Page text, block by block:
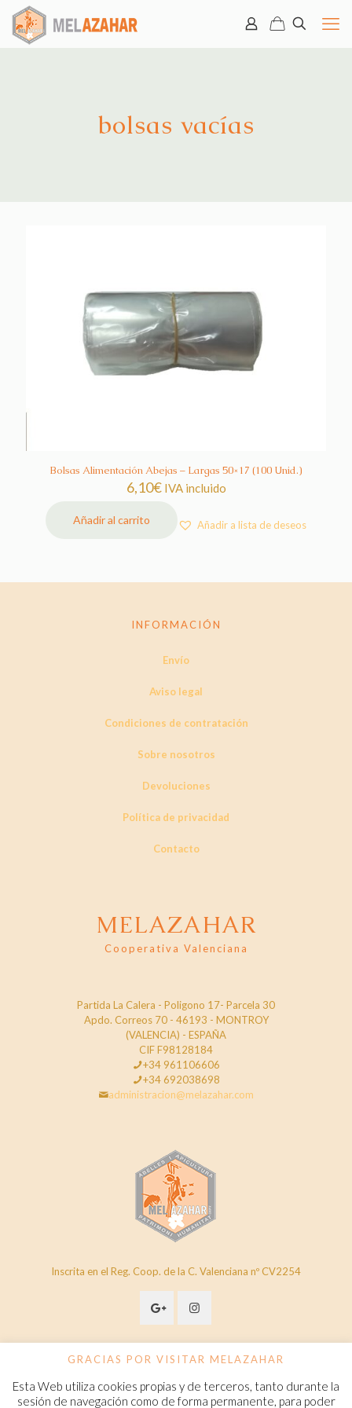
bolsas vacías
Bolsas Alimentación Abejas – Largas 50×17 (100 Unid.)
6,10€ IVA incluido
Añadir al carrito Añadir a lista de deseos
INFORMACIÓN
Envío
Aviso legal
Condiciones de contratación
Sobre nosotros
Devoluciones
Política de privacidad
Contacto
MELAZAHAR
Cooperativa Valenciana
Partida La Calera - Poligono 17- Parcela 30
Apdo. Correos 70 - 46193 - MONTROY
(VALENCIA) - ESPAÑA
CIF F98128184
+34 961106606
+34 692038698
administracion@melazahar.com
Inscrita en el Reg. Coop. de la C. Valenciana nº CV2254
© 2020 Melazahar. All Rights Reserved.www.melazahar.com
GRACIAS POR VISITAR MELAZAHAR
Esta Web utiliza cookies propias y de terceros, tanto durante la
sesión de navegación como de forma permanente, para poder